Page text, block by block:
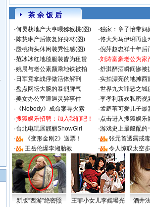
茶 余 饭 后
·何炅获地产大亨喂猕猴桃(图) ·独家：章子怡带妈
·陈慧琳产后恢复好身材(图) ·佟大为马伊琍再度
·殷桃街头休闲装秀性感(图) ·倪萍赵忠祥十年后
·范冰冰红地毯服装皆为租赁 ·刘涛富豪老公为家
·姚晨与老公素颜乘地铁被拍 ·舒淇醉酒瞬间惨被
· 日军竟拿战俘做活体解剖 ·实拍漂亮的地摊西
·盘点网坛大腕的暴烈脾气 ·世界九大罪恶之城
·美女办公室遭遇灵异事件 ·李孝利新欢私密视
· 《Nobody》成命案导火索 ·孟庭苇可爱儿子最
·搜狐娱乐招聘：加入我们吧！ ·点击进入搜狐娱乐
·台北电玩展靓丽ShowGirl ·游戏史上最般配的
·
《变形金刚2》送票！ ·
张元首透露戒
·
王岳伦爆李湘胎教 · 令人惊叹太空
新版“西游”绝密照 王菲小女儿李嫣曝光 酒井